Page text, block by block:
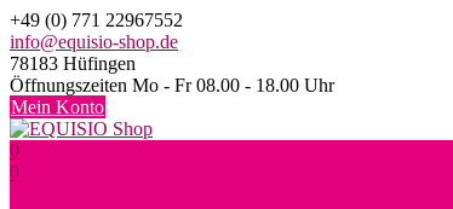
Skip
to
content
+49 (0) 771 22967552
info@equisio-shop.de
78183 Hüfingen
Öffnungszeiten Mo - Fr 08.00 - 18.00 Uhr
Mein Konto
0
0